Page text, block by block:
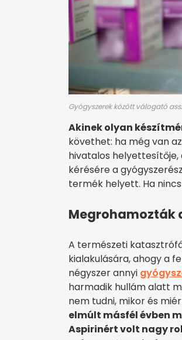
Gyógyszerek között válogató
Akinek olyan
követhet: ha még van
hivatalos
kérésére a
termék helyett. Ha
Megrohamozták
A természeti
kialakulására, ahogy a
négyszer annyi
harmadik hullám alatt
nem tudni, mikor és
elmúlt másfél évben
Aspirinért volt nagy